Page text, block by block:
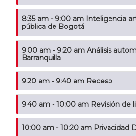
8:35 am - 9:00 am Inteligencia
pública de Bogotá
9:00 am - 9:20 am Análisis
Barranquilla
9:20 am - 9:40 am Receso
9:40 am - 10:00 am Revisión de
10:00 am - 10:20 am Privacidad